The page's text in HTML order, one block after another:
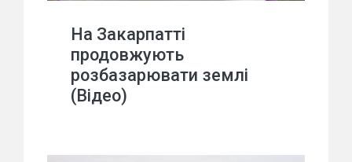
На Закарпатті
продовжують
розбазарювати землі
(Відео)